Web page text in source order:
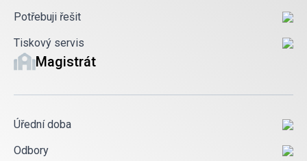
Potřebuji řešit
Tiskový servis
Magistrát
Úřední doba
Odbory